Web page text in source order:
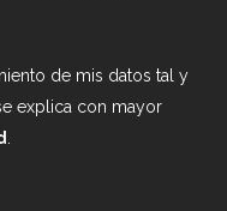
de mis datos tal y
explica con mayor